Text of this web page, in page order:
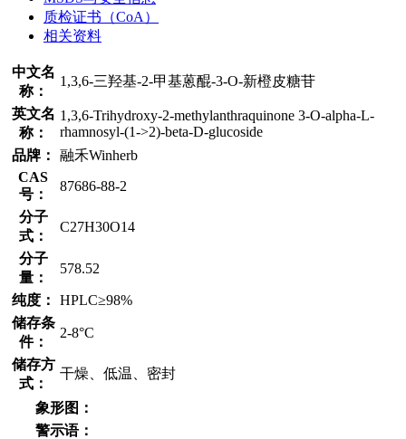
质检证书（CoA）
相关资料
中文名
称：
1,3,6-三羟基-2-甲基蒽醌-3-O-新橙皮糖苷
英文名
称：
1,3,6-Trihydroxy-2-methylanthraquinone 3-O-alpha-L-
rhamnosyl-(1->2)-beta-D-glucoside
品牌：
融禾Winherb
CAS
号：
87686-88-2
分子
式：
C27H30O14
分子
量：
578.52
纯度：
HPLC≥98%
储存条
件：
2-8°C
储存方
式：
干燥、低温、密封
象形图：
警示语：